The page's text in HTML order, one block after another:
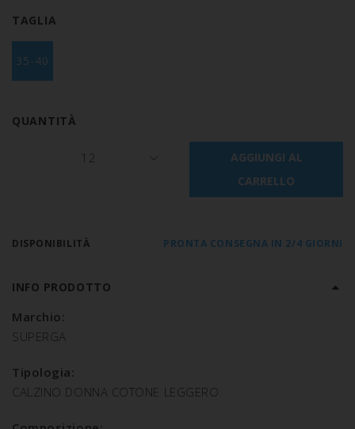
TAGLIA
35-40
QUANTITÀ
12
AGGIUNGI AL
CARRELLO
DISPONIBILITÀ PRONTA CONSEGNA IN 2/4 GIORNI
INFO PRODOTTO
Marchio:
SUPERGA
Tipologia:
CALZINO DONNA COTONE LEGGERO